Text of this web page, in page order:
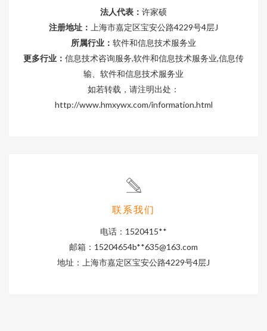
法人代表： 许家硕
注册地址：
上海市嘉定区宝安公路4229号4层J
所属行业： 软件和信息技术服务业
更多行业： 信息技术咨询服务,软件和信息技术服务业,信息传
输、软件和信息技术服务业
如若转载，请注明出处：
http://www.hmxywx.com/information.html
联系我们
电话：1520415**
邮箱：15204654b**635@163.com
地址：上海市嘉定区宝安公路4229号4层J